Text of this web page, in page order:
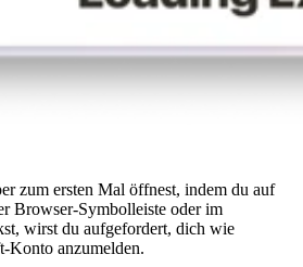
zum ersten Mal öffnest, indem du auf
Browser-Symbolleiste oder im
wirst du aufgefordert, dich wie
Konto anzumelden.